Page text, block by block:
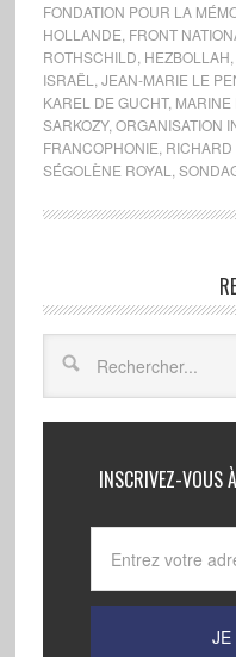
FONDATION POUR LA
HOLLANDE FRONT
ROTHSCHILD HEZBOLLAH
ISRAËL
JEAN-MARIE LE
KAREL DE GUCHT, MARINE
SARKOZY, ORGANISATION
FRANCOPHONIE
SÉGOLÈNE ROYAL
INSCRIVEZ-VOUS